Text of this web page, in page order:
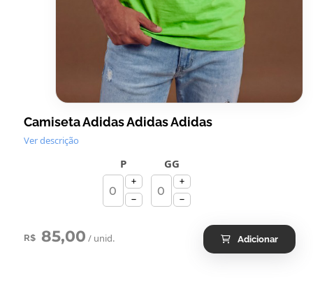
Camiseta Adidas Adidas Adidas
Ver descrição
P GG
R$ 85,00 / unid. Adicionar